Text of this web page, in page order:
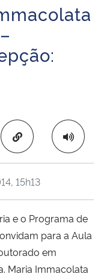
Copiar para área
15h13
e o Programa de
para a Aula
em
Maria Immacolata